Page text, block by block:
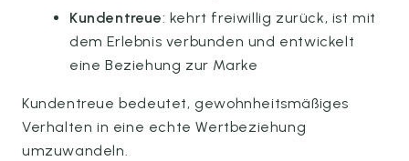
Kundentreue: kehrt freiwillig zurück, ist mit
dem Erlebnis verbunden und entwickelt
eine Beziehung zur Marke
Kundentreue bedeutet, gewohnheitsmäßiges
Verhalten in eine echte Wertbeziehung
umzuwandeln.